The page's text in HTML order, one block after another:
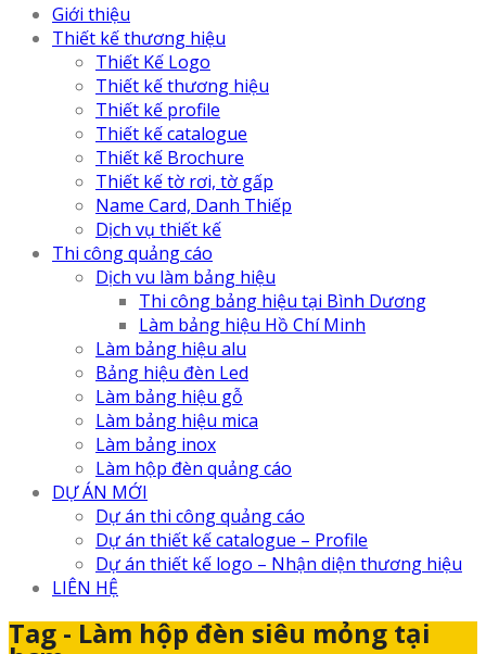
Giới thiệu
Thiết kế thương hiệu
Thiết Kế Logo
Thiết kế thương hiệu
Thiết kế profile
Thiết kế catalogue
Thiết kế Brochure
Thiết kế tờ rơi, tờ gấp
Name Card, Danh Thiếp
Dịch vụ thiết kế
Thi công quảng cáo
Dịch vu làm bảng hiệu
Thi công bảng hiệu tại Bình Dương
Làm bảng hiệu Hồ Chí Minh
Làm bảng hiệu alu
Bảng hiệu đèn Led
Làm bảng hiệu gỗ
Làm bảng hiệu mica
Làm bảng inox
Làm hộp đèn quảng cáo
DỰ ÁN MỚI
Dự án thi công quảng cáo
Dự án thiết kế catalogue – Profile
Dự án thiết kế logo – Nhận diện thương hiệu
LIÊN HỆ
Tag - Làm hộp đèn siêu mỏng tại